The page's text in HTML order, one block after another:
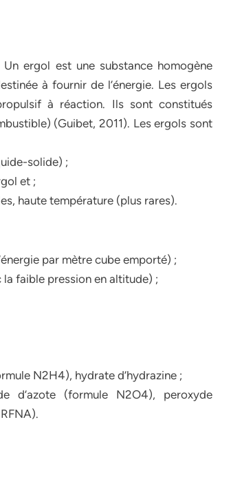
ergol est une substance homogène
à fournir de l’énergie. Les ergols
à réaction. Ils sont constitués
(Guibet, 2011). Les ergols sont
solide) ;
et ;
haute température (plus rares).
par mètre cube emporté) ;
faible pression en altitude) ;
N2H4), hydrate d’hydrazine ;
d’azote (formule N2O4), peroxyde